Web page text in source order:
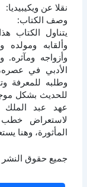
نقلا عن ويكيبيديا:
وصف الكتاب:
يتناول الكتاب
وألقابه
وأزواجه ومآثره.
الأدبي في
وطلبه للمعرفة
للحديث بشكل
عهد عبد الملك
لاستعراض خطب
المأثورة، وهنا
جميع حقوق